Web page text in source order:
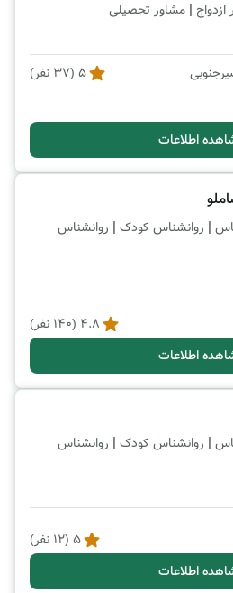
| مشاور تحصیلی
5
(
37 نفر)
اطلاعات
| روانشناس کودک | روانشناس
4.8
(
140 نفر)
اطلاعات
| روانشناس کودک | روانشناس
5
(
12 نفر)
اطلاعات